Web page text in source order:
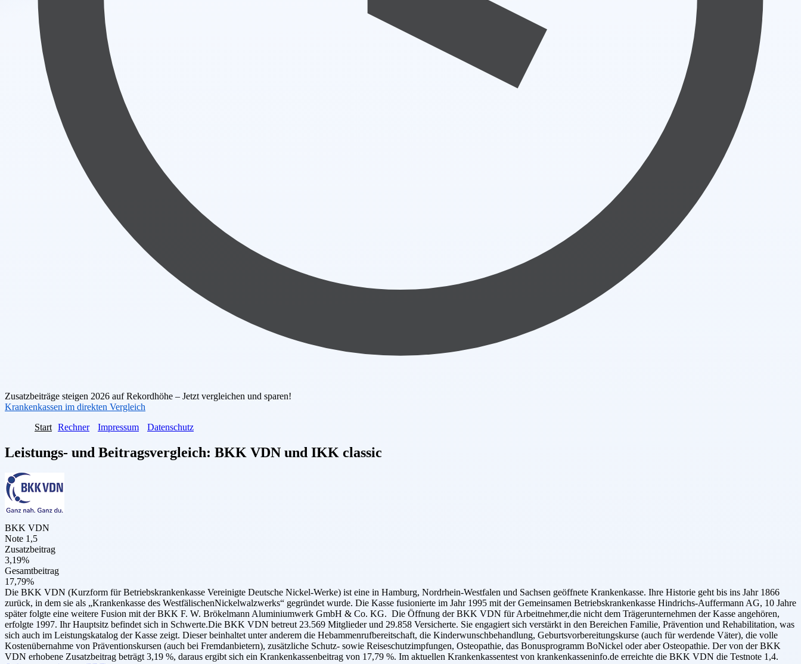
Zusatzbeiträge steigen 2026 auf Rekordhöhe – Jetzt vergleichen und sparen!
Krankenkassen im direkten Vergleich
Start Rechner Impressum Datenschutz
Leistungs- und Beitragsvergleich: BKK VDN und IKK classic
BKK VDN
Note 1,5
Zusatzbeitrag
3,19%
Gesamtbeitrag
17,79%
Die BKK VDN (Kurzform für Betriebskrankenkasse Vereinigte Deutsche Nickel-Werke) ist eine in Hamburg, Nordrhein-Westfalen und Sachsen geöffnete Krankenkasse. Ihre Historie geht bis ins Jahr 1866
zurück, in dem sie als „Krankenkasse des WestfälischenNickelwalzwerks“ gegründet wurde. Die Kasse fusionierte im Jahr 1995 mit der Gemeinsamen Betriebskrankenkasse Hindrichs-Auffermann AG, 10 Jahre
später folgte eine weitere Fusion mit der BKK F. W. Brökelmann Aluminiumwerk GmbH & Co. KG. Die Öffnung der BKK VDN für Arbeitnehmer,die nicht dem Trägerunternehmen der Kasse angehören,
erfolgte 1997. Ihr Hauptsitz befindet sich in Schwerte.Die BKK VDN betreut 23.569 Mitglieder und 29.858 Versicherte. Sie engagiert sich verstärkt in den Bereichen Familie, Prävention und Rehabilitation, was
sich auch im Leistungskatalog der Kasse zeigt. Dieser beinhaltet unter anderem die Hebammenrufbereitschaft, die Kinderwunschbehandlung, Geburtsvorbereitungskurse (auch für werdende Väter), die volle
Kostenübernahme von Präventionskursen (auch bei Fremdanbietern), zusätzliche Schutz- sowie Reiseschutzimpfungen, Osteopathie, das Bonusprogramm BoNickel oder aber Osteopathie. Der von der BKK
VDN erhobene Zusatzbeitrag beträgt 3,19 %, daraus ergibt sich ein Krankenkassenbeitrag von 17,79 %. Im aktuellen Krankenkassentest von krankenkasseninfo.de erreichte die BKK VDN die Testnote 1,4.